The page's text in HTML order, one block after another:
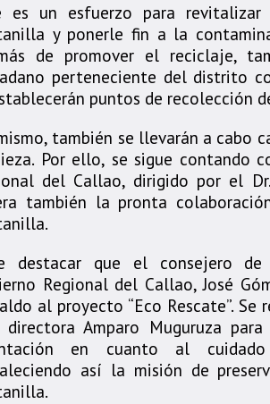
es un esfuerzo para
y ponerle fin a la
de promover el reciclaje,
perteneciente del distrito
puntos de recolección
también se llevarán a cabo
Por ello, se sigue contando
del Callao, dirigido por el
también la pronta
destacar que el consejero de
Regional del Callao, José
al proyecto “Eco Rescate”.
Amparo Muguruza
en cuanto al
así la misión de